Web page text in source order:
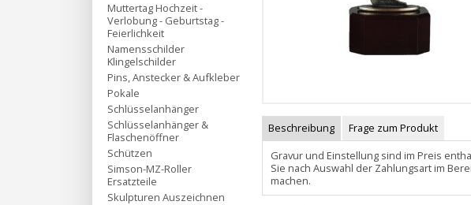
Beschreibung
Frage zum Produkt
Gravur und Einstellung sind im Preis
Sie nach Auswahl der Zahlungsart im
machen.
Muttertag Hochzeit -
Verlobung - Geburtstag -
Feierlichkeit
Namensschilder
Klingelschilder
Pins, Anstecker & Aufkleber
Pokale
Schlüsselanhänger
Schlüsselanhänger &
Flaschenöffner
Schützen
Simson-MZ-Roller
Ersatzteile
Skulpturen Auszeichnen